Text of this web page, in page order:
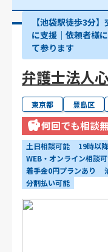
【池袋駅徒歩3分
に支援｜依頼者様
て参ります
弁護士法人
東京都 豊島区
何回でも相談
土日相談可能 19時以
WEB・オンライン相談
着手金0円プランあり
分割払い可能